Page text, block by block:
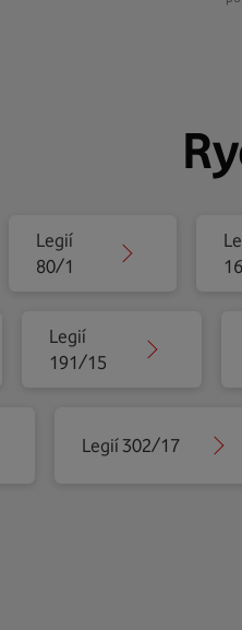
Legií
80/1
Legií
191/15
Legií 302/17